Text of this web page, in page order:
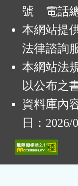
號 電話總
本網站提
法律諮詢
本網站法
以公布之
資料庫內
日：2026/